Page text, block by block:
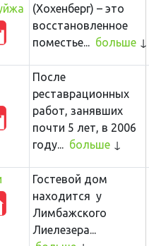
(Хохенберг) – это
восстановленное
поместье... больше
После
реставрационных
работ, занявших
почти 5 лет, в 2006
году... больше
Гостевой дом
находится у
Лимбажского
Лиелезера...